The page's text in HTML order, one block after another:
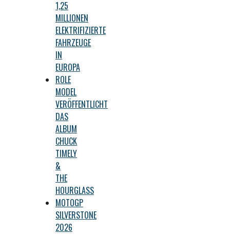
1,25
MILLIONEN
ELEKTRIFIZIERTE
FAHRZEUGE
IN
EUROPA
ROLE
MODEL
VERÖFFENTLICHT
DAS
ALBUM
CHUCK
TIMELY
&
THE
HOURGLASS
MOTOGP
SILVERSTONE
2026